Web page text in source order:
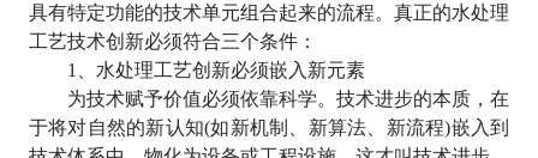
具有特定功能的技术单元组合起来的流程。真正的水处理
工艺技术创新必须符合三个条件：
1
、水处理工艺创新必须嵌入新元素
为技术赋予价值必须依靠科学。技术进步的本质，在
于将对自然的新认知(如新机制、新算法、新流程)嵌入到